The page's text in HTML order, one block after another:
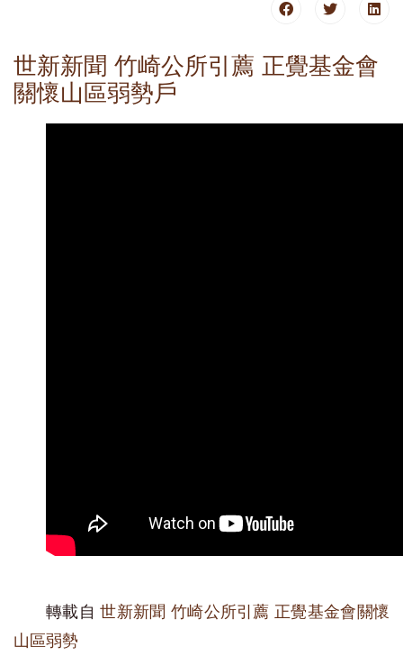
世新新聞 竹崎公所引薦 正覺基金會
關懷山區弱勢戶
轉載自世新新聞 竹崎公所引薦 正覺基金會關懷
山區弱勢